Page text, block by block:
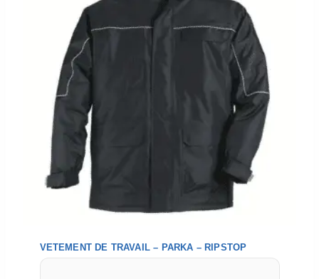
VETEMENT DE TRAVAIL – PARKA – RIPSTOP